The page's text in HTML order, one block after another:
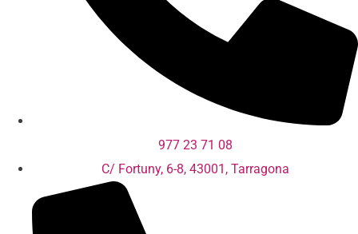
977 23 71 08
C/ Fortuny, 6-8, 43001, Tarragona